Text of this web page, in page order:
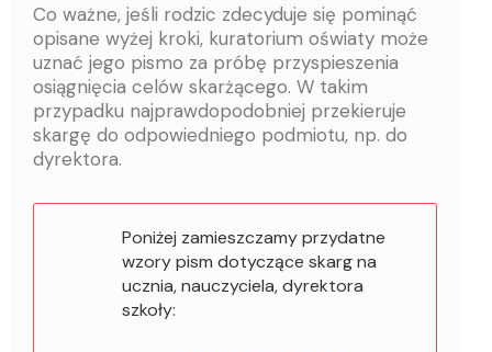
Co ważne, jeśli rodzic zdecyduje się pominąć
opisane wyżej kroki, kuratorium oświaty może
uznać jego pismo za próbę przyspieszenia
osiągnięcia celów skarżącego. W takim
przypadku najprawdopodobniej przekieruje
skargę do odpowiedniego podmiotu, np. do
dyrektora.
Poniżej zamieszczamy przydatne
wzory pism dotyczące skarg na
ucznia, nauczyciela, dyrektora
szkoły: